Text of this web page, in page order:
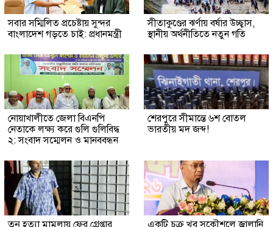
সবার সম্মিলিত প্রচেষ্টায় সুন্দর
বাংলাদেশ গড়তে চাই: প্রধানমন্ত্রী
সীতাকুণ্ডের ঝর্ণায় বর্ষার উচ্ছ্বাস,
স্থানীয় অর্থনীতিতে নতুন গতি
নোয়াখালীতে জেলা বিএনপি
নেতাকে লক্ষ্য করে গুলি গুলিবিদ্ধ
২: সংবাদ সম্মেলন ও মানববন্ধন
শেরপুরে সীমান্তে ৬শ বোতল
ভারতীয় মদ জব্দ!
তনু হত্যা মামলায় ফের গ্রেপ্তার
একটি চক্র খুব সুকৌশলে জ্বালানি